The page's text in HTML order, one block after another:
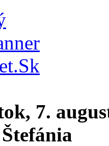
7.
Štefánia